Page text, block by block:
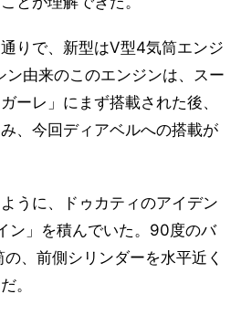
りで、新型はV型4気筒エンジ
ン由来のこのエンジンは、スー
ーレ」にまず搭載された後、
、今回ディアベルへの搭載が
うに、ドゥカティのアイデン
ン」を積んでいた。90度のバ
、前側シリンダーを水平近く
。